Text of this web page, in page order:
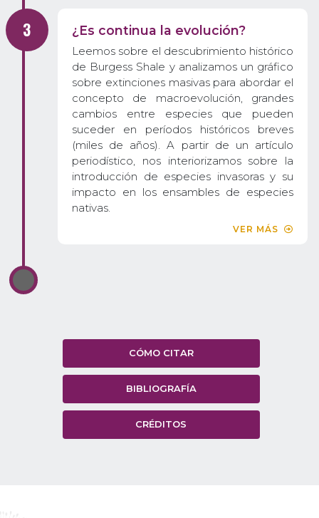
¿Es continua la evolución?
Leemos sobre el descubrimiento histórico
de Burgess Shale y analizamos un gráfico
sobre extinciones masivas para abordar el
concepto de macroevolución, grandes
cambios entre especies que pueden
suceder en períodos históricos breves
(miles de años). A partir de un artículo
periodístico, nos interiorizamos sobre la
introducción de especies invasoras y su
impacto en los ensambles de especies
nativas.
VER MÁS
CÓMO CITAR
BIBLIOGRAFÍA
CRÉDITOS